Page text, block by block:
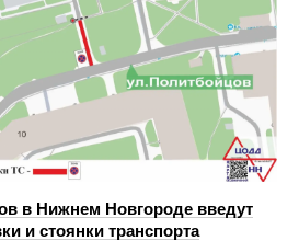
в Нижнем Новгороде введут
и стоянки транспорта